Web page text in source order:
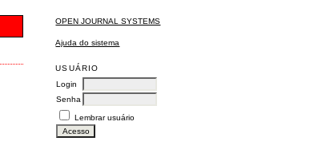
OPEN JOURNAL SYSTEMS
Ajuda do sistema
USUÁRIO
Login
Senha
Lembrar usuário